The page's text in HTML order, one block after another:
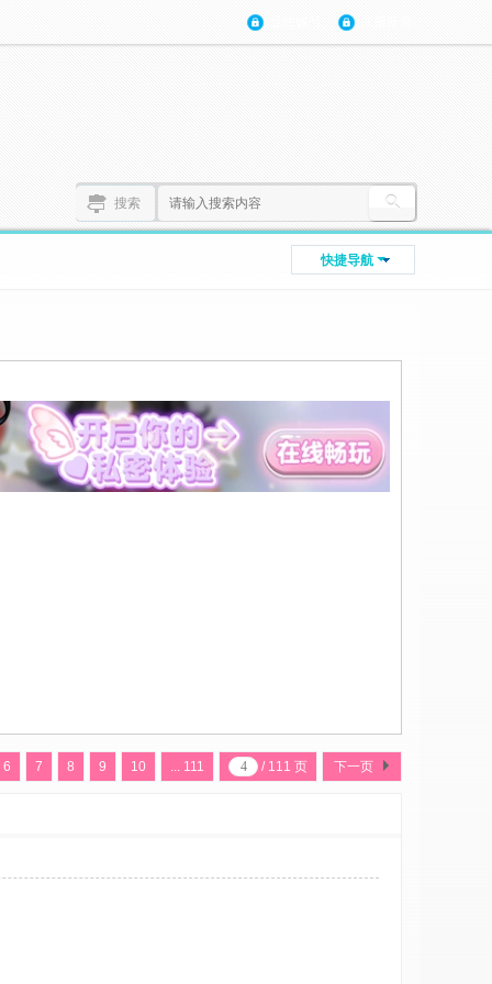
搜索
快捷导航
6 7 8 9 10 ... 111 / 111 页 下一页